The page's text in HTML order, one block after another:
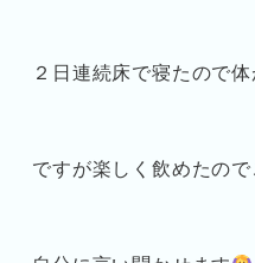
２日連続床で寝たので
ですが楽しく飲めたの